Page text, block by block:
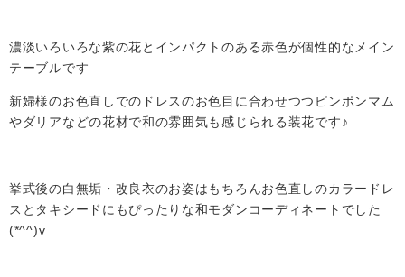
濃淡いろいろな紫の花とインパクトのある赤色が個性的なメイン
テーブルです
新婦様のお色直しでのドレスのお色目に合わせつつピンポンマム
やダリアなどの花材で和の雰囲気も感じられる装花です♪
挙式後の白無垢・改良衣のお姿はもちろんお色直しのカラードレ
スとタキシードにもぴったりな和モダンコーディネートでした
(*^^)v